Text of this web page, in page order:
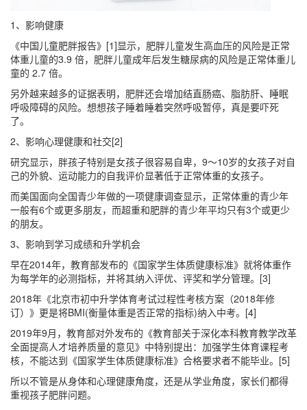
1、影响健康
《中国儿童肥胖报告》[1]显示，肥胖儿童发生高血压的风险是正常
体重儿童的3.9 倍，肥胖儿童成年后发生糖尿病的风险是正常体重儿
童的 2.7 倍。
另外越来越多的证据表明，肥胖还会增加结直肠癌、脂肪肝、睡眠
呼吸障碍的风险。想想孩子睡着睡着突然呼吸暂停，真是要吓死
了。
2、影响心理健康和社交[2]
研究显示，胖孩子特别是女孩子很容易自卑，9～10岁的女孩子对自
己的外貌、运动能力的自我评价显著低于正常体重的女孩子。
而美国面向全国青少年做的一项健康调查显示，正常体重的青少年
一般有6个或更多朋友，而超重和肥胖的青少年平均只有3个或更少
的朋友。
3、影响到学习成绩和升学机会
早在2014年，教育部发布的《国家学生体质健康标准》就将体重作
为每学年的必测指标，并将其纳入评优、评奖和学分管理。[3]
2018年《北京市初中升学体育考试过程性考核方案（2018年修
订）》更是将BMI(衡量体重是否正常的指标)纳入中考。[4]
2019年9月，教育部对外发布的《教育部关于深化本科教育教学改革
全面提高人才培养质量的意见》中特别提出：加强学生体育课程考
核，不能达到《国家学生体质健康标准》合格要求者不能毕业。[5]
所以不管是从身体和心理健康角度，还是从学业角度，家长们都得
重视孩子肥胖问题。